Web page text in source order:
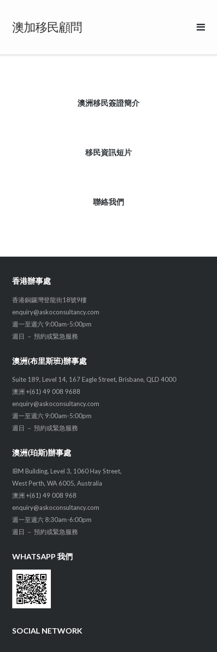
content澳加移民顧問
澳洲移民簽證簡介
移民資訊短片
聯絡我們
香港辦事處
香港銅鑼灣登龍街18號9樓
enquiry@askoconsultancy.com
週一至週六 9:00am-5:00pm
週日 － 預約或緊急服務
澳洲(布里斯班)辦事處
Suite 189, Level 14, 167 Eagle Street, Brisbane, QLD 4000
澳洲 +(61) 49 008 9688
enquiry@askoconsultancy.com
週一至週六 9:00am-5:00pm
週日 － 預約或緊急服務
澳洲(珀斯)辦事處
IBM Building, Level 3, 1060 Hay Street,
West Perth, WA 6005, Australia
澳洲 +(61) 49 008 968
enquiry@askoconsultancy.com
週一至週六 8:30am-6:00pm
週日 － 預約或緊急服務
WHATSAPP 我們
SOCIAL NETWORK